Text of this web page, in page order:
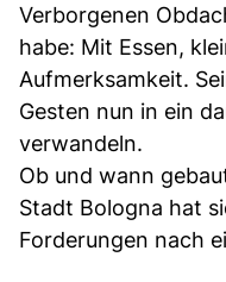
Verborgenen
habe: Mit Essen,
Aufmerksamkeit.
Gesten nun in ein
verwandeln.
Ob und wann
Stadt Bologna hat
Forderungen nach